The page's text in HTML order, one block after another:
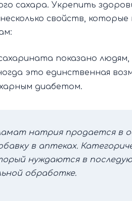
сахара. Укрепить
свойств,
показано
это единственная
диабетом.
натрия продается в
в аптеках.
нуждаются в
обработке.